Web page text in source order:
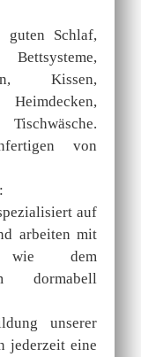
guten Schlaf,
Kissen,
von
auf
arbeiten mit
wie dem
dormabell
unserer
jederzeit eine